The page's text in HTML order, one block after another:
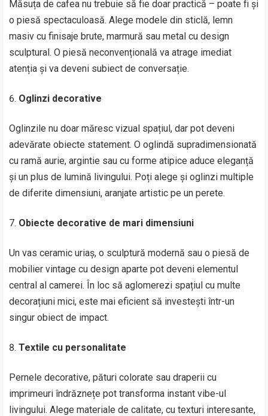
Măsuța de cafea nu trebuie să fie doar practică – poate fi și
o piesă spectaculoasă. Alege modele din sticlă, lemn
masiv cu finisaje brute, marmură sau metal cu design
sculptural. O piesă neconvențională va atrage imediat
atenția și va deveni subiect de conversație.
Oglinzi decorative
Oglinzile nu doar măresc vizual spațiul, dar pot deveni
adevărate obiecte statement. O oglindă supradimensionată
cu ramă aurie, argintie sau cu forme atipice aduce eleganță
și un plus de lumină livingului. Poți alege și oglinzi multiple
de diferite dimensiuni, aranjate artistic pe un perete.
Obiecte decorative de mari dimensiuni
Un vas ceramic uriaș, o sculptură modernă sau o piesă de
mobilier vintage cu design aparte pot deveni elementul
central al camerei. În loc să aglomerezi spațiul cu multe
decorațiuni mici, este mai eficient să investești într-un
singur obiect de impact.
Textile cu personalitate
Pernele decorative, pături colorate sau draperii cu
imprimeuri îndrăznețe pot transforma instant vibe-ul
livingului. Alege materiale de calitate, cu texturi interesante,